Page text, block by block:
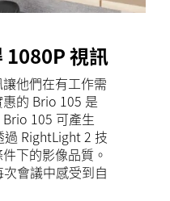
1080P 視訊
他們在有工作需
的 Brio 105 是
105 可產生
RightLight 2 技
下的影像品質。
會議中感受到自